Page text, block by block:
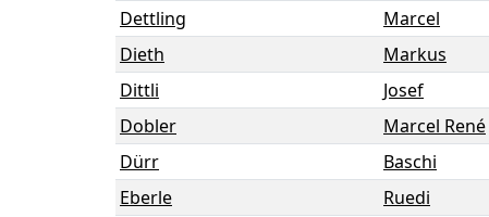
Dettling
Marcel
Dieth
Markus
Dittli
Josef
Dobler
Marcel René
Dürr
Baschi
Eberle
Ruedi